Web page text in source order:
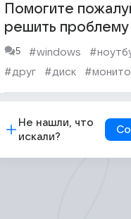
Помогите
решить проблему
windows 10 и
5 #windows
#друг
#диск
Не нашли, что
искали?